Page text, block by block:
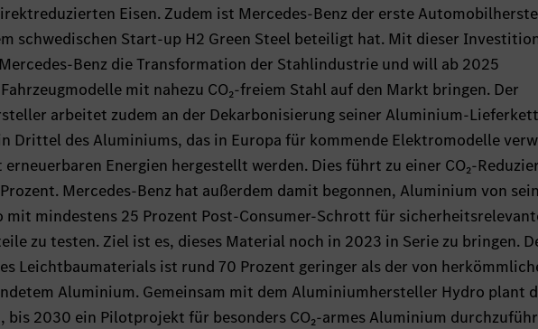
Eisen. Zudem ist Mercedes-Benz der erste
schwedischen Start-up H2 Green Steel beteiligt hat. Mit dieser
Benz die Transformation der Stahlindustrie und will ab 2025
mit nahezu CO₂-freiem Stahl auf den Markt bringen. Der
arbeitet zudem an der Dekarbonisierung seiner Aluminium-
Drittel des Aluminiums, das in Europa für kommende Elektromodelle
Energien hergestellt werden. Dies führt zu einer CO₂-
Mercedes-Benz hat außerdem damit begonnen, Aluminium von
mit mindestens 25 Prozent Post-Consumer-Schrott für
zu testen. Ziel ist es, dieses Material noch in 2023 in Serie zu bringen.
Leichtbaumaterials ist rund 70 Prozent geringer als der von
Aluminium. Gemeinsam mit dem Aluminiumhersteller Hydro plant
bis 2030 ein Pilotprojekt für besonders CO₂-armes Aluminium